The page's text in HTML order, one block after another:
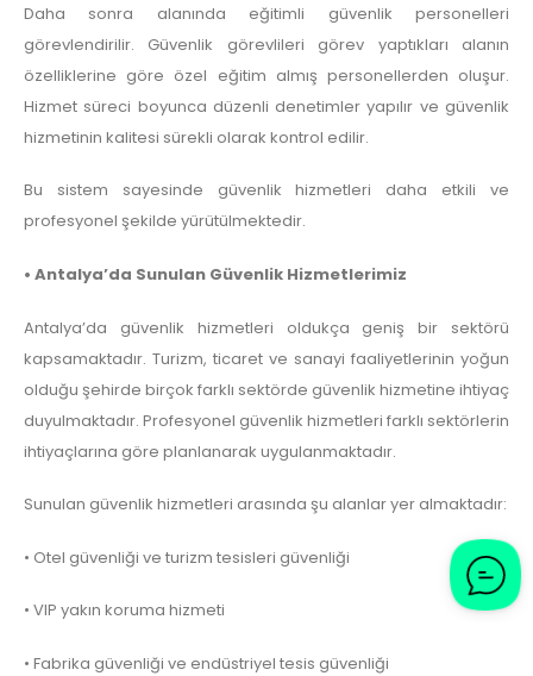
Daha sonra alanında eğitimli güvenlik personelleri
görevlendirilir. Güvenlik görevlileri görev yaptıkları alanın
özelliklerine göre özel eğitim almış personellerden oluşur.
Hizmet süreci boyunca düzenli denetimler yapılır ve güvenlik
hizmetinin kalitesi sürekli olarak kontrol edilir.
Bu sistem sayesinde güvenlik hizmetleri daha etkili ve
profesyonel şekilde yürütülmektedir.
• Antalya’da Sunulan Güvenlik Hizmetlerimiz
Antalya’da güvenlik hizmetleri oldukça geniş bir sektörü
kapsamaktadır. Turizm, ticaret ve sanayi faaliyetlerinin yoğun
olduğu şehirde birçok farklı sektörde güvenlik hizmetine ihtiyaç
duyulmaktadır. Profesyonel güvenlik hizmetleri farklı sektörlerin
ihtiyaçlarına göre planlanarak uygulanmaktadır.
Sunulan güvenlik hizmetleri arasında şu alanlar yer almaktadır:
• Otel güvenliği ve turizm tesisleri güvenliği
• VIP yakın koruma hizmeti
• Fabrika güvenliği ve endüstriyel tesis güvenliği